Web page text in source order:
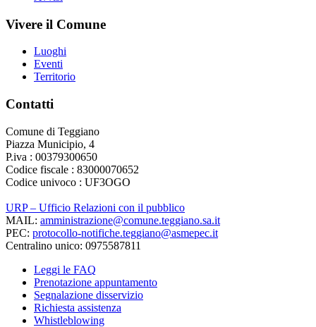
Vivere il Comune
Luoghi
Eventi
Territorio
Contatti
Comune di Teggiano
Piazza Municipio, 4
P.iva : 00379300650
Codice fiscale : 83000070652
Codice univoco : UF3OGO
URP – Ufficio Relazioni con il pubblico
MAIL: amministrazione@comune.teggiano.sa.it
PEC: protocollo-notifiche.teggiano@asmepec.it
Centralino unico: 0975587811
Leggi le FAQ
Prenotazione appuntamento
Segnalazione disservizio
Richiesta assistenza
Whistleblowing